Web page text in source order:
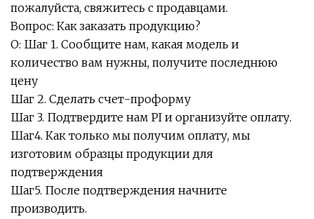
пожалуйста, свяжитесь с продавцами.
Вопрос: Как заказать продукцию?
О: Шаг 1. Сообщите нам, какая модель и
количество вам нужны, получите последнюю
цену
Шаг 2. Сделать счет-проформу
Шаг 3. Подтвердите нам PI и организуйте оплату.
Шаг4. Как только мы получим оплату, мы
изготовим образцы продукции для
подтверждения
Шаг5. После подтверждения начните
производить.